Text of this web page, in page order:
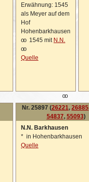
Erwähnung: 1545
als Meyer auf dem
Hof
Hohenbarkhausen
oo
1545 mit N.N.
oo
Quelle
oo
Nr. 25897 (26221, 26885
54837, 55093)
N.N. Barkhausen
* in Hohenbarkhausen
Quelle